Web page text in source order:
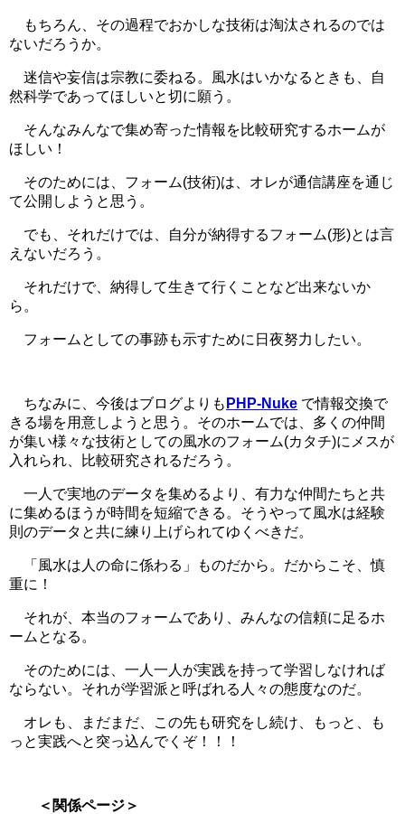
もちろん、その過程でおかしな技術は淘汰されるのでは
ないだろうか。
迷信や妄信は宗教に委ねる。風水はいかなるときも、自
然科学であってほしいと切に願う。
そんなみんなで集め寄った情報を比較研究するホームが
ほしい！
そのためには、フォーム(技術)は、オレが通信講座を通じ
て公開しようと思う。
でも、それだけでは、自分が納得するフォーム(形)とは言
えないだろう。
それだけで、納得して生きて行くことなど出来ないか
ら。
フォームとしての事跡も示すために日夜努力したい。
ちなみに、今後はブログよりも PHP-Nuke で情報交換で
きる場を用意しようと思う。そのホームでは、多くの仲間
が集い様々な技術としての風水のフォーム(カタチ)にメスが
入れられ、比較研究されるだろう。
一人で実地のデータを集めるより、有力な仲間たちと共
に集めるほうが時間を短縮できる。そうやって風水は経験
則のデータと共に練り上げられてゆくべきだ。
「風水は人の命に係わる」ものだから。だからこそ、慎
重に！
それが、本当のフォームであり、みんなの信頼に足るホ
ームとなる。
そのためには、一人一人が実践を持って学習しなければ
ならない。それが学習派と呼ばれる人々の態度なのだ。
オレも、まだまだ、この先も研究をし続け、もっと、も
っと実践へと突っ込んでくぞ！！！
＜関係ページ＞